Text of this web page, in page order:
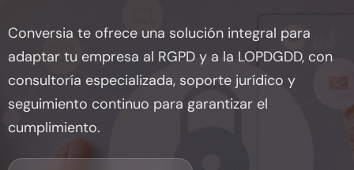
Conversia te ofrece una solución integral para
adaptar tu empresa al RGPD y a la LOPDGDD, con
consultoría especializada, soporte jurídico y
seguimiento continuo para garantizar el
cumplimiento.